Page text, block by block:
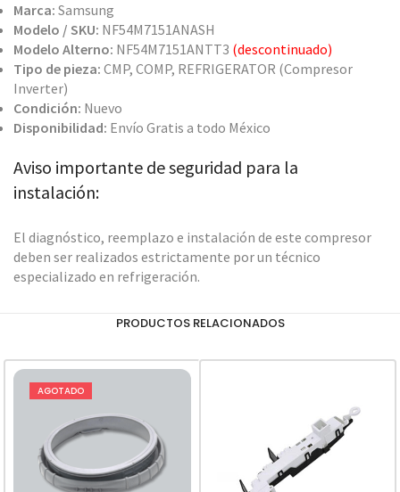
Marca: Samsung
Modelo / SKU: NF54M7151ANASH
Modelo Alterno: NF54M7151ANTT3 (descontinuado)
Tipo de pieza: CMP, COMP, REFRIGERATOR (Compresor
Inverter)
Condición: Nuevo
Disponibilidad: Envío Gratis a todo México
Aviso importante de seguridad para la
instalación:
El diagnóstico, reemplazo e instalación de este compresor
deben ser realizados estrictamente por un técnico
especializado en refrigeración.
PRODUCTOS RELACIONADOS
AGOTADO